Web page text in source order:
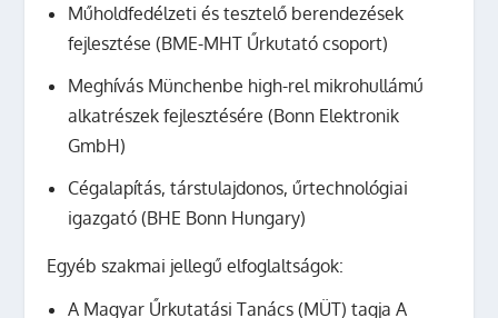
Műholdfedélzeti és tesztelő berendezések
fejlesztése (BME-MHT Űrkutató csoport)
Meghívás Münchenbe high-rel mikrohullámú
alkatrészek fejlesztésére (Bonn Elektronik
GmbH)
Cégalapítás, társtulajdonos, űrtechnológiai
igazgató (BHE Bonn Hungary)
Egyéb szakmai jellegű elfoglaltságok:
A Magyar Űrkutatási Tanács (MÜT) tagja A